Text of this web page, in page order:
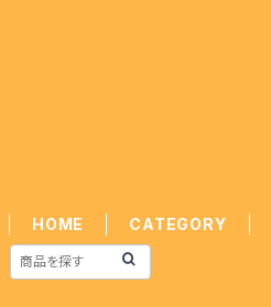
HOME CATEGORY